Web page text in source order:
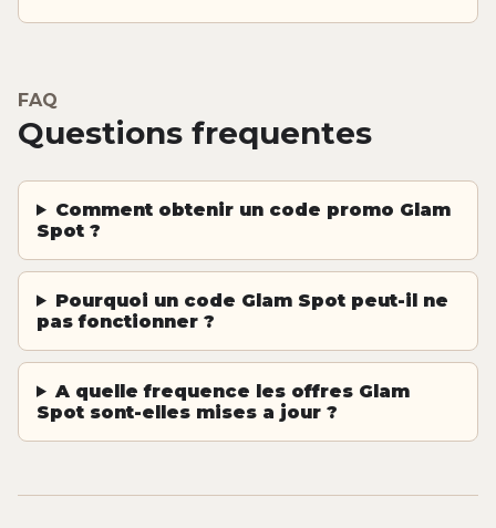
FAQ
Questions frequentes
Comment obtenir un code promo Glam
Spot ?
Pourquoi un code Glam Spot peut-il ne
pas fonctionner ?
A quelle frequence les offres Glam
Spot sont-elles mises a jour ?